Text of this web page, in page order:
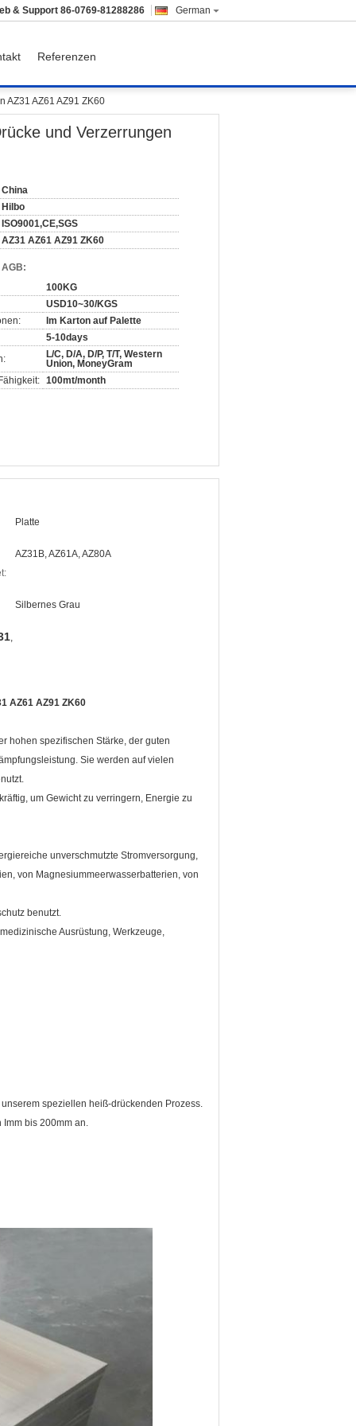
German
& Support 86-0769-81288286
Referenzen
AZ31 AZ61 AZ91 ZK60
und Verzerrungen
China
Hilbo
ISO9001,CE,SGS
AZ31 AZ61 AZ91 ZK60
100KG
USD10~30/KGS
Im Karton auf Palette
5-10days
L/C, D/A, D/P, T/T, Western
Union, MoneyGram
100mt/month
Platte
AZ31B, AZ61A, AZ80A
Silbernes Grau
,
AZ61 AZ91 ZK60
hohen spezifischen Stärke, der guten
Sie werden auf vielen
um Gewicht zu verringern, Energie zu
unverschmutzte Stromversorgung,
von Magnesiummeerwasserbatterien, von
benutzt.
Ausrüstung, Werkzeuge,
speziellen heiß-drückenden Prozess.
bis 200mm an.